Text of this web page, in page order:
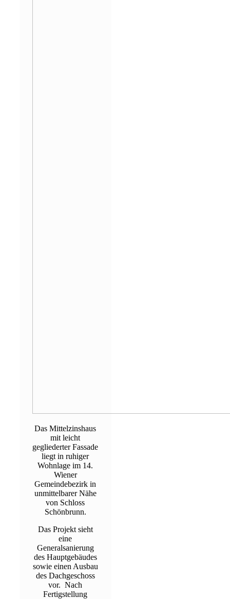
Das Mittelzinshaus
mit leicht
gegliederter Fassade
liegt in ruhiger
Wohnlage im 14.
Wiener
Gemeindebezirk in
unmittelbarer Nähe
von Schloss
Schönbrunn.
Das Projekt sieht
eine
Generalsanierung
des Hauptgebäudes
sowie einen Ausbau
des Dachgeschoss
vor. Nach
Fertigstellung